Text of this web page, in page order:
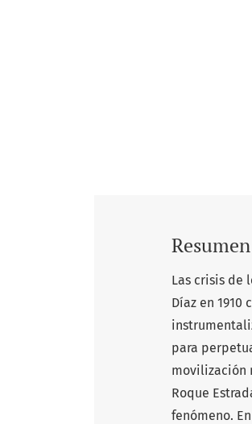
Resumen
Las crisis de
Díaz en
para
movilización
Roque
fenómeno.